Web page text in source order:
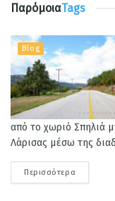
ΠαρόμοιαTags
Blog
από το χωριό Σπηλιά
Λάρισας μέσω της
Περισσότερα